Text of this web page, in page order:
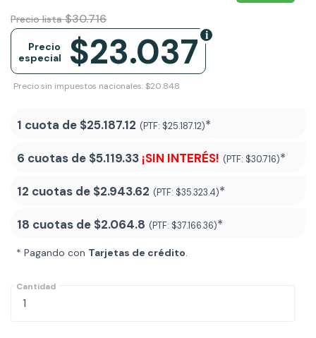
Precio lista $30.716
$23.037
Precio
especial
Precio sin impuestos nacionales: $20.848
1 cuota de $25.187.12 (PTF: $25.187.12)*
6 cuotas de $5.119.33 ¡SIN INTERÉS! (PTF: $30.716)*
12 cuotas de $2.943.62 (PTF: $35.323.4)*
18 cuotas de $2.064.8 (PTF: $37.166.36)*
* Pagando con Tarjetas de crédito.
Cantidad